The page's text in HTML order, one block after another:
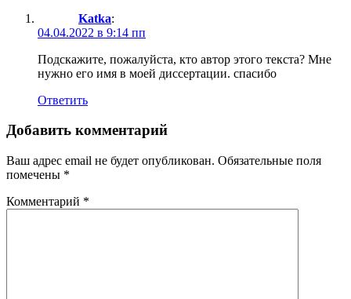
Katka:
04.04.2022 в 9:14 пп
Подскажите, пожалуйста, кто автор этого текста? Мне
нужно его имя в моей диссертации. спасибо
Ответить
Добавить комментарий
Ваш адрес email не будет опубликован. Обязательные поля
помечены *
Комментарий *